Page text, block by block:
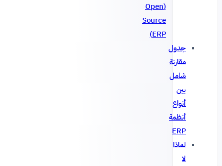
(Open
Source
ERP)
جدول
مقارنة
شامل
بين
أنواع
أنظمة
ERP
لماذا
لا